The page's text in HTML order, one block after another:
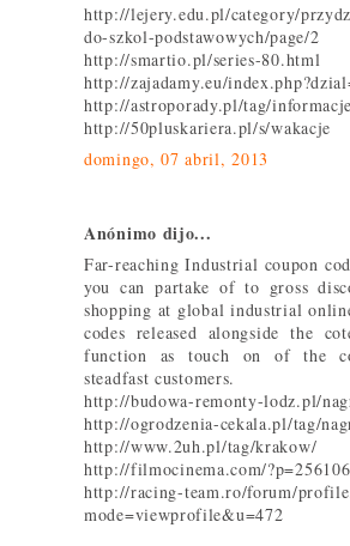
http://lejery.edu.pl/category/
do-szkol-podstawowych/page/2
http://smartio.pl/series-80.html
http://zajadamy.eu/
http://astroporady.pl/tag/informacje
http://50pluskariera.pl/s/wakacje
domingo, 07 abril, 2013
Anónimo dijo...
Far-reaching Industrial coupon
you can partake of to gross
shopping at global industrial
codes released alongside the
function as touch on of the
steadfast customers.
http://budowa-remonty-lodz.pl/
http://ogrodzenia-cekala.pl/tag/
http://www.2uh.pl/tag/krakow/
http://filmocinema.com/?p=256106
http://racing-team.ro/forum/
mode=viewprofile&u=472